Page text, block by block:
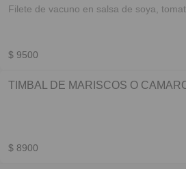
Filete de vacuno en salsa de soya,
$ 9500
TIMBAL DE MARISCOS O
$ 8900